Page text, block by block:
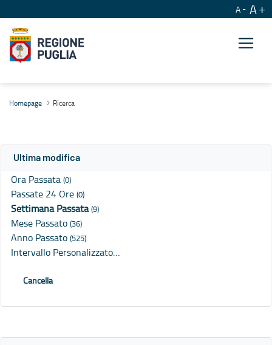
A A
Homepage Ricerca
Ultima modifica
Ora Passata (0)
Passate 24 Ore (0)
Settimana Passata(9)
Mese Passato (36)
Anno Passato (525)
Intervallo Personalizzato…
Cancella